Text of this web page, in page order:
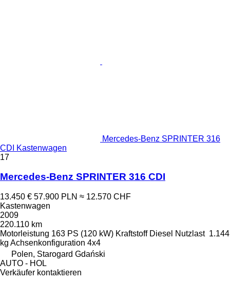
Mercedes-Benz SPRINTER 316
CDI Kastenwagen
17
Mercedes-Benz SPRINTER 316 CDI
13.450 € 57.900 PLN ≈ 12.570 CHF
Kastenwagen
2009
220.110 km
Motorleistung 163 PS (120 kW) Kraftstoff Diesel Nutzlast 1.144
kg Achsenkonfiguration 4x4
Polen, Starogard Gdański
AUTO - HOL
Verkäufer kontaktieren